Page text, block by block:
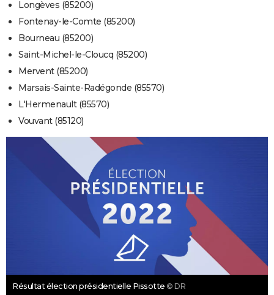
Longèves (85200)
Fontenay-le-Comte (85200)
Bourneau (85200)
Saint-Michel-le-Cloucq (85200)
Mervent (85200)
Marsais-Sainte-Radégonde (85570)
L'Hermenault (85570)
Vouvant (85120)
Résultat élection présidentielle Pissotte © DR